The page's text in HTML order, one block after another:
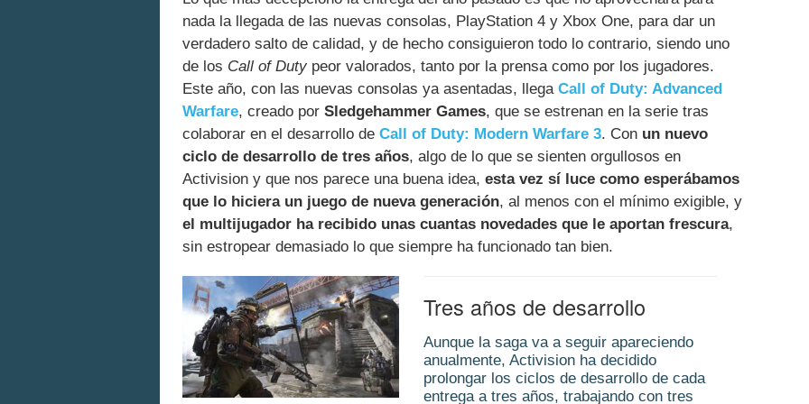
nada la llegada de las nuevas consolas, PlayStation 4 y Xbox One, para dar un
verdadero salto de calidad, y de hecho consiguieron todo lo contrario, siendo uno
de los Call of Duty peor valorados, tanto por la prensa como por los jugadores.
Este año, con las nuevas consolas ya asentadas, llega Call of Duty: Advanced
Warfare, creado por Sledgehammer Games, que se estrenan en la serie tras
colaborar en el desarrollo de Call of Duty: Modern Warfare 3. Con un nuevo
ciclo de desarrollo de tres años, algo de lo que se sienten orgullosos en
Activision y que nos parece una buena idea, esta vez sí luce como esperábamos
que lo hiciera un juego de nueva generación, al menos con el mínimo exigible, y
el multijugador ha recibido unas cuantas novedades que le aportan frescura,
sin estropear demasiado lo que siempre ha funcionado tan bien.
Tres años de desarrollo
Aunque la saga va a seguir apareciendo
anualmente, Activision ha decidido
prolongar los ciclos de desarrollo de cada
entrega a tres años, trabajando con tres